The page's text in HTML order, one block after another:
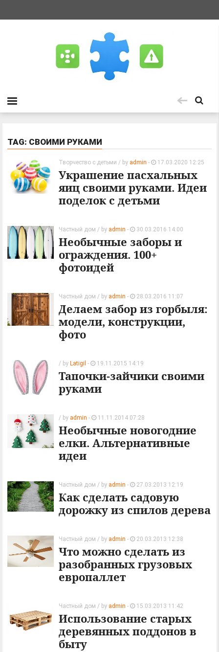
TAG: СВОИМИ РУКАМИ
Творчество с детьми / by admin - 17.03.2020 12:25
Украшение пасхальных
яиц своими руками. Идеи
поделок с детьми
Частный дом / by admin - 30.03.2016 14:00
Необычные заборы и
ограждения. 100+
фотоидей
Частный дом / by admin - 28.03.2016 11:07
Делаем забор из горбыля:
модели, конструкции,
фото
/ by Latigil - 19.11.2015 14:19
Тапочки-зайчики своими
руками
/ by admin - 11.11.2014 07:28
Необычные новогодние
елки. Альтернативные
идеи
Частный дом / by admin - 27.03.2013 12:19
Как сделать садовую
дорожку из спилов дерева
Частный дом / by admin - 20.03.2013 12:38
Что можно сделать из
разобранных грузовых
европаллет
Частный дом / by admin - 15.03.2013 11:42
Использование старых
деревянных поддонов в
быту